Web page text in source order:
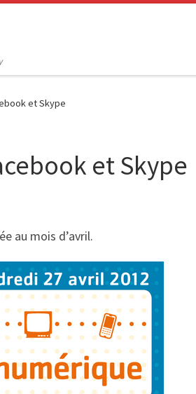
et Skype
et Skype
au mois d’avril.